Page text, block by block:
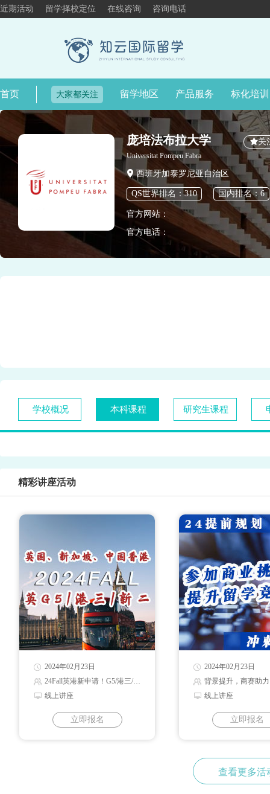
近期活动 留学择校定位 在线咨询 咨询电话
首页 大家都关注 留学地区 产品服务 标化培训
庞培法布拉大学 关
Universitat Pompeu Fabra
西班牙加泰罗尼亚自治区
QS世界排名：310 国内排名：6
官方网站：
官方电话：
学校概况 本科课程 研究生课程
精彩讲座活动
2024年02月23日
24Fall英港新申请！G5/港三/新二录取解读
线上讲座
立即报名
2024年02月23日
背景提升，商赛助力
线上讲座
立即报名
查看更多活